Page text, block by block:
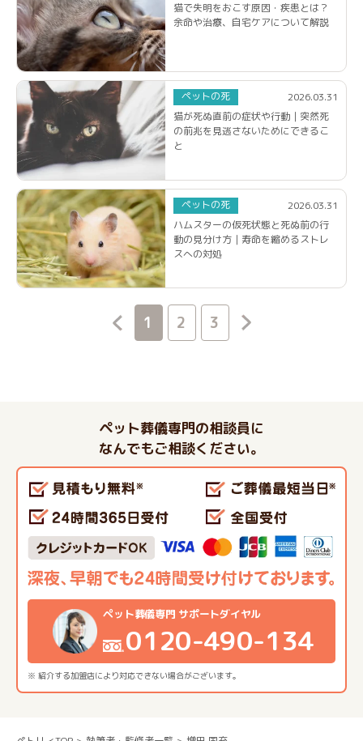
猫で失明をおこす原因・疾患とは？
余命や治療、自宅ケアについて解説
ペットの死
2026.03.31
猫が死ぬ直前の症状や行動｜突然死
の前兆を見逃さないためにできるこ
と
ペットの死
2026.03.31
ハムスターの仮死状態と死ぬ前の行
動の見分け方｜寿命を縮めるストレ
スへの対処
1 2 3
ペット葬儀専門の相談員に
なんでもご相談ください。
※ 紹介する加盟店により対応できない場合がございます。
ペット葬儀専門 サポートダイヤル
0120-490-134